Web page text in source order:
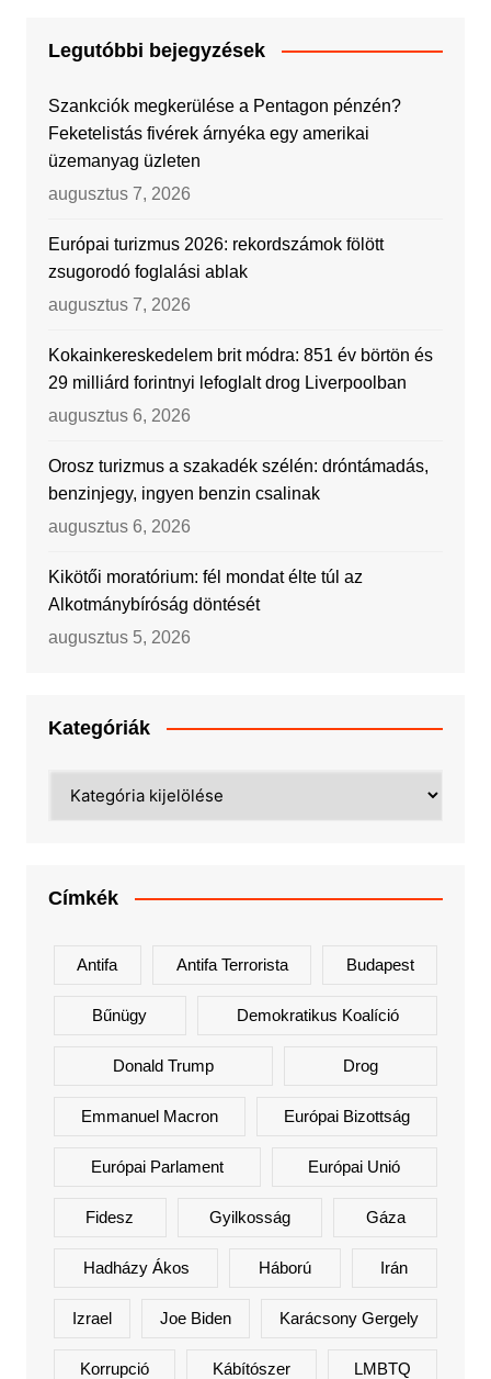
Legutóbbi bejegyzések
Szankciók megkerülése a Pentagon pénzén?
Feketelistás fivérek árnyéka egy amerikai
üzemanyag üzleten
augusztus 7, 2026
Európai turizmus 2026: rekordszámok fölött
zsugorodó foglalási ablak
augusztus 7, 2026
Kokainkereskedelem brit módra: 851 év börtön és
29 milliárd forintnyi lefoglalt drog Liverpoolban
augusztus 6, 2026
Orosz turizmus a szakadék szélén: dróntámadás,
benzinjegy, ingyen benzin csalinak
augusztus 6, 2026
Kikötői moratórium: fél mondat élte túl az
Alkotmánybíróság döntését
augusztus 5, 2026
Kategóriák
Címkék
Antifa Antifa Terrorista Budapest
Bűnügy Demokratikus Koalíció
Donald Trump Drog
Emmanuel Macron Európai Bizottság
Európai Parlament Európai Unió
Fidesz Gyilkosság Gáza
Hadházy Ákos Háború Irán
Izrael Joe Biden Karácsony Gergely
Korrupció Kábítószer LMBTQ